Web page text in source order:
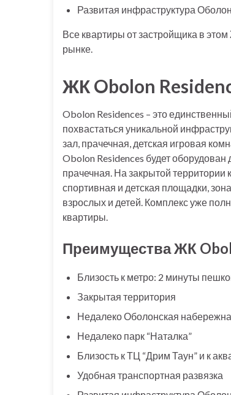
Развитая инфраструктура
Все квартиры от застройщика в
рынке.
ЖК Obolon
Obolon Residences – это
похвастаться уникальной
зал, прачечная, детская игровая
Obolon Residences будет
прачечная. На закрытой
спортивная и детская площадки,
взрослых и детей. Комплекс уже
квартиры.
Преимущества ЖК
Близость к метро: 2 минуты
Закрытая территория
Недалеко Оболонская
Недалеко парк “Наталка”
Близость к ТЦ “Дрим Таун” и к
Удобная транспортная развязка